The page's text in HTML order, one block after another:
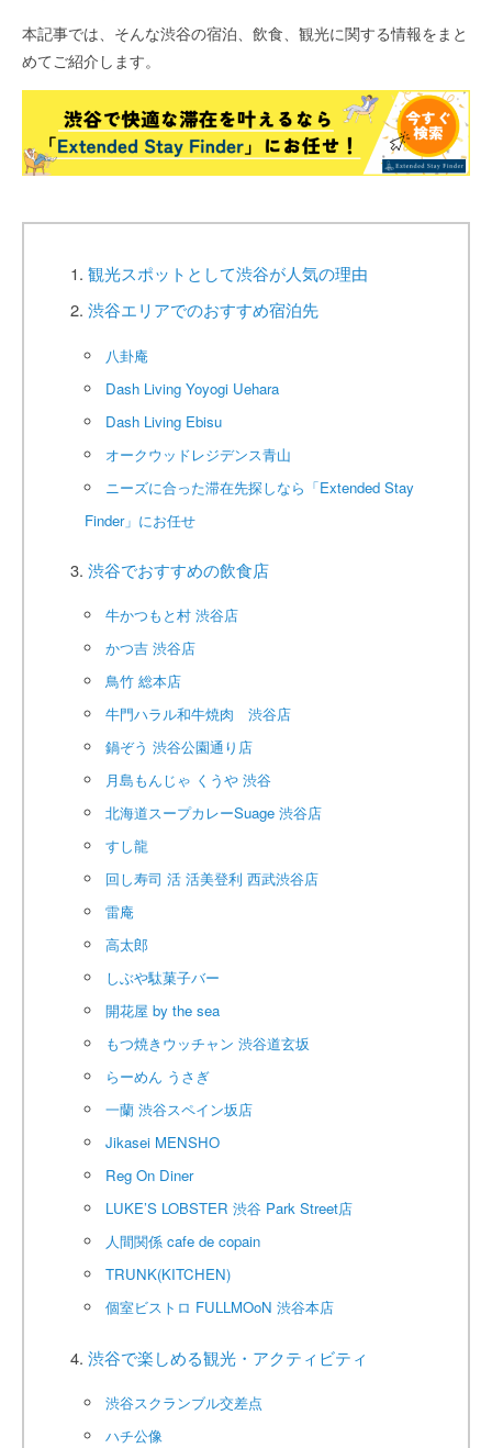
本記事では、そんな渋谷の宿泊、飲食、観光に関する情報をまと
めてご紹介します。
観光スポットとして渋谷が人気の理由
渋谷エリアでのおすすめ宿泊先
八卦庵
Dash Living Yoyogi Uehara
Dash Living Ebisu
オークウッドレジデンス青山
ニーズに合った滞在先探しなら「Extended Stay
Finder」にお任せ
渋谷でおすすめの飲食店
牛かつもと村 渋谷店
かつ吉 渋谷店
鳥竹 総本店
牛門ハラル和牛焼肉 渋谷店
鍋ぞう 渋谷公園通り店
月島もんじゃ くうや 渋谷
北海道スープカレーSuage 渋谷店
すし龍
回し寿司 活 活美登利 西武渋谷店
雷庵
高太郎
しぶや駄菓子バー
開花屋 by the sea
もつ焼きウッチャン 渋谷道玄坂
らーめん うさぎ
一蘭 渋谷スペイン坂店
Jikasei MENSHO
Reg On Diner
LUKE’S LOBSTER 渋谷 Park Street店
人間関係 cafe de copain
TRUNK(KITCHEN)
個室ビストロ FULLMOoN 渋谷本店
渋谷で楽しめる観光・アクティビティ
渋谷スクランブル交差点
ハチ公像